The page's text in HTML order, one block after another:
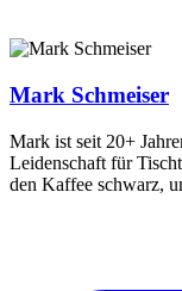
Mark Schmeiser
Mark ist seit 20+
Leidenschaft für
den Kaffee schwarz,